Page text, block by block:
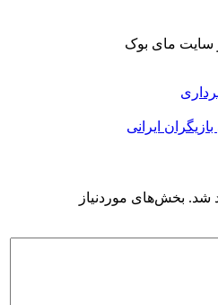
سایت مای بوک
ایرانی
شد. بخش‌های موردنیاز